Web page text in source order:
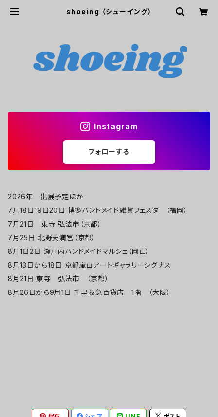
shoeing （シューイング）
Instagram
フォローする
2026年 出展予定ほか
7月18日19日20日 博多ハンドメイド雑貨フェスタ （福岡）
7月21日 東寺 弘法市（京都）
7月25日 北野天満宮（京都）
8月1日2日 瀬戸内ハンドメイドマルシェ（岡山）
8月13日から18日 京都嵐山アートギャラリーシグナス
8月21日 東寺 弘法市 （京都）
8月26日から9月1日 千里阪急百貨店 1階 （大阪）